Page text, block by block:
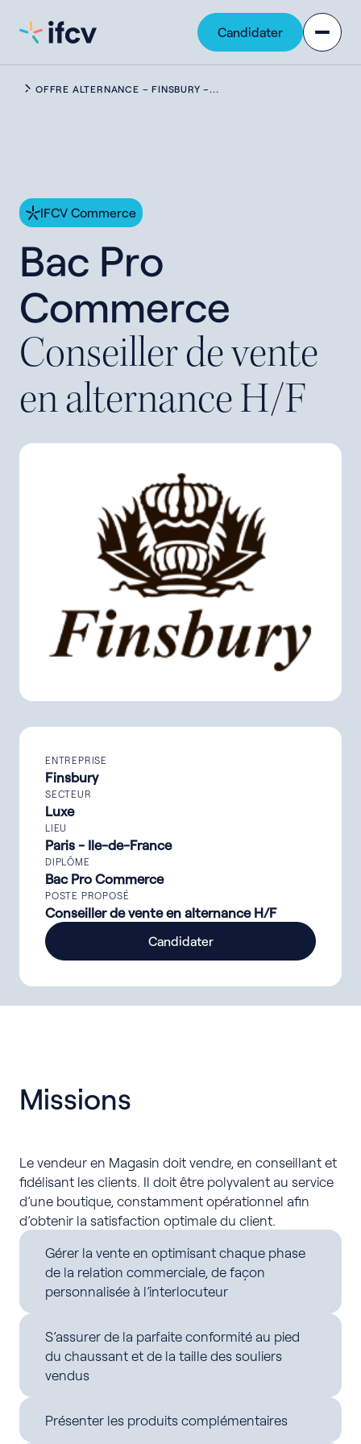
Navigation
Candidater
OFFRE ALTERNANCE – FINSBURY –...
IFCV Commerce
Bac Pro
Commerce
Conseiller devente
enalternance H/F
ENTREPRISE
Finsbury
SECTEUR
Luxe
LIEU
Paris - Ile-de-France
DIPLÔME
Bac Pro Commerce
POSTE PROPOSÉ
Conseiller de vente en alternance H/F
Candidater
Missions
Le vendeur en Magasin doit vendre, en conseillant et
fidélisant les clients. Il doit être polyvalent au service
d’une boutique, constamment opérationnel afin
d’obtenir la satisfaction optimale du client.
Gérer la vente en optimisant chaque phase
de la relation commerciale, de façon
personnalisée à l’interlocuteur
S’assurer de la parfaite conformité au pied
du chaussant et de la taille des souliers
vendus
Présenter les produits complémentaires